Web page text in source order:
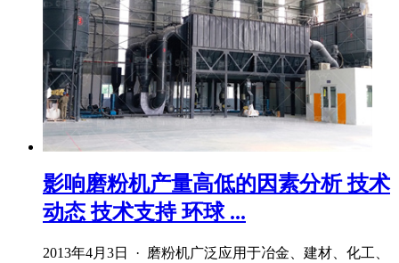
影响磨粉机产量高低的因素分析 技术
动态 技术支持 环球 ...
2013年4月3日 · 磨粉机广泛应用于冶金、建材、化工、